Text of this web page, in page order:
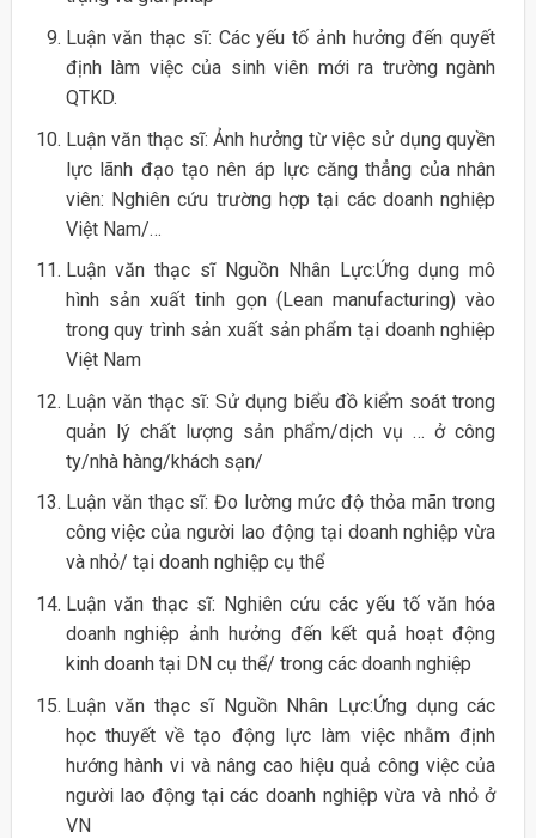
Luận văn thạc sĩ: Các yếu tố ảnh hưởng đến quyết
định làm việc của sinh viên mới ra trường ngành
QTKD.
Luận văn thạc sĩ: Ảnh hưởng từ việc sử dụng quyền
lực lãnh đạo tạo nên áp lực căng thẳng của nhân
viên: Nghiên cứu trường hợp tại các doanh nghiệp
Việt Nam/…
Luận văn thạc sĩ Nguồn Nhân Lực:Ứng dụng mô
hình sản xuất tinh gọn (Lean manufacturing) vào
trong quy trình sản xuất sản phẩm tại doanh nghiệp
Việt Nam
Luận văn thạc sĩ: Sử dụng biểu đồ kiểm soát trong
quản lý chất lượng sản phẩm/dịch vụ … ở công
ty/nhà hàng/khách sạn/
Luận văn thạc sĩ: Đo lường mức độ thỏa mãn trong
công việc của người lao động tại doanh nghiệp vừa
và nhỏ/ tại doanh nghiệp cụ thể
Luận văn thạc sĩ: Nghiên cứu các yếu tố văn hóa
doanh nghiệp ảnh hưởng đến kết quả hoạt động
kinh doanh tại DN cụ thể/ trong các doanh nghiệp
Luận văn thạc sĩ Nguồn Nhân Lực:Ứng dụng các
học thuyết về tạo động lực làm việc nhằm định
hướng hành vi và nâng cao hiệu quả công việc của
người lao động tại các doanh nghiệp vừa và nhỏ ở
VN